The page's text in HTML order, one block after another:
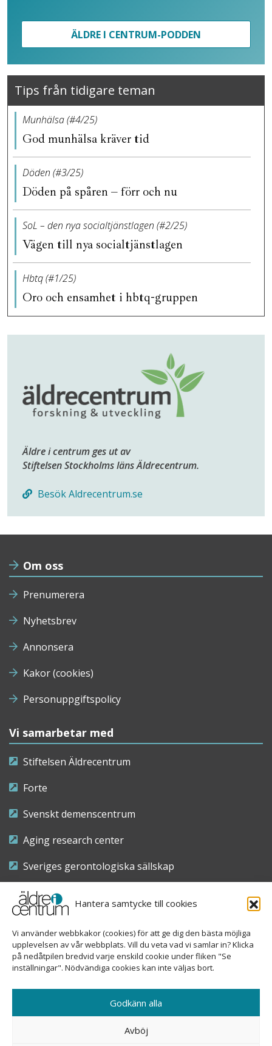
Hantera samtycke till cookies
Vi använder webbkakor (cookies) för att ge dig den bästa möjliga
upplevelsen av vår webbplats. Vill du veta vad vi samlar in? Klicka
på nedåtpilen bredvid varje enskild cookie under fliken "Se
inställningar". Nödvändiga cookies kan inte väljas bort.
Godkänn alla
Avböj
ÄLDRE I CENTRUM-PODDEN
Tips från tidigare teman
Munhälsa (#4/25)
God munhälsa kräver tid
Döden (#3/25)
Döden på spåren – förr och nu
SoL – den nya socialtjänstlagen (#2/25)
Vägen till nya socialtjänstlagen
Hbtq (#1/25)
Oro och ensamhet i hbtq-gruppen
Äldre i centrum ges ut av
Stiftelsen Stockholms läns Äldrecentrum.
Besök Aldrecentrum.se
Om oss
Prenumerera
Nyhetsbrev
Annonsera
Kakor (cookies)
Personuppgiftspolicy
Vi samarbetar med
Stiftelsen Äldrecentrum
Forte
Svenskt demenscentrum
Aging research center
Sveriges gerontologiska sällskap
Riksföreningen för sjuksköterskor inom äldre- och
demensvård
Nationellt kompetenscentrum anhöriga
Sveavägen 155, 113 46 Stockholm
08-690 58 84